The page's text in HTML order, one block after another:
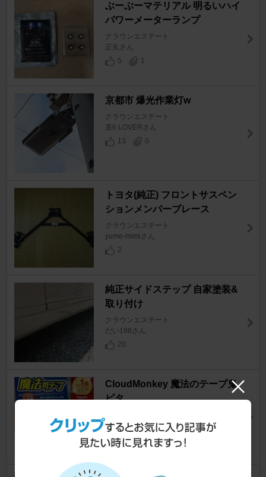
ぶーぶーマテリアル 明るいハイ
パワーメーターランプ
クラウンエステート
正丸さん
5
1
京都市 爆光作業灯w
クラウンエステート
直6 LOVERさん
13
0
トヨタ(純正) フロントサスペン
ションメンバーブレース
クラウンエステート
yume-mimiさん
2
純正サイドステップ 自家塗装&
取り付け
クラウンエステート
だい198さん
20
CloudMonkey 魔法のテープ鬼
ピタ
＊Carlton＊【エステ共販？】さん
9